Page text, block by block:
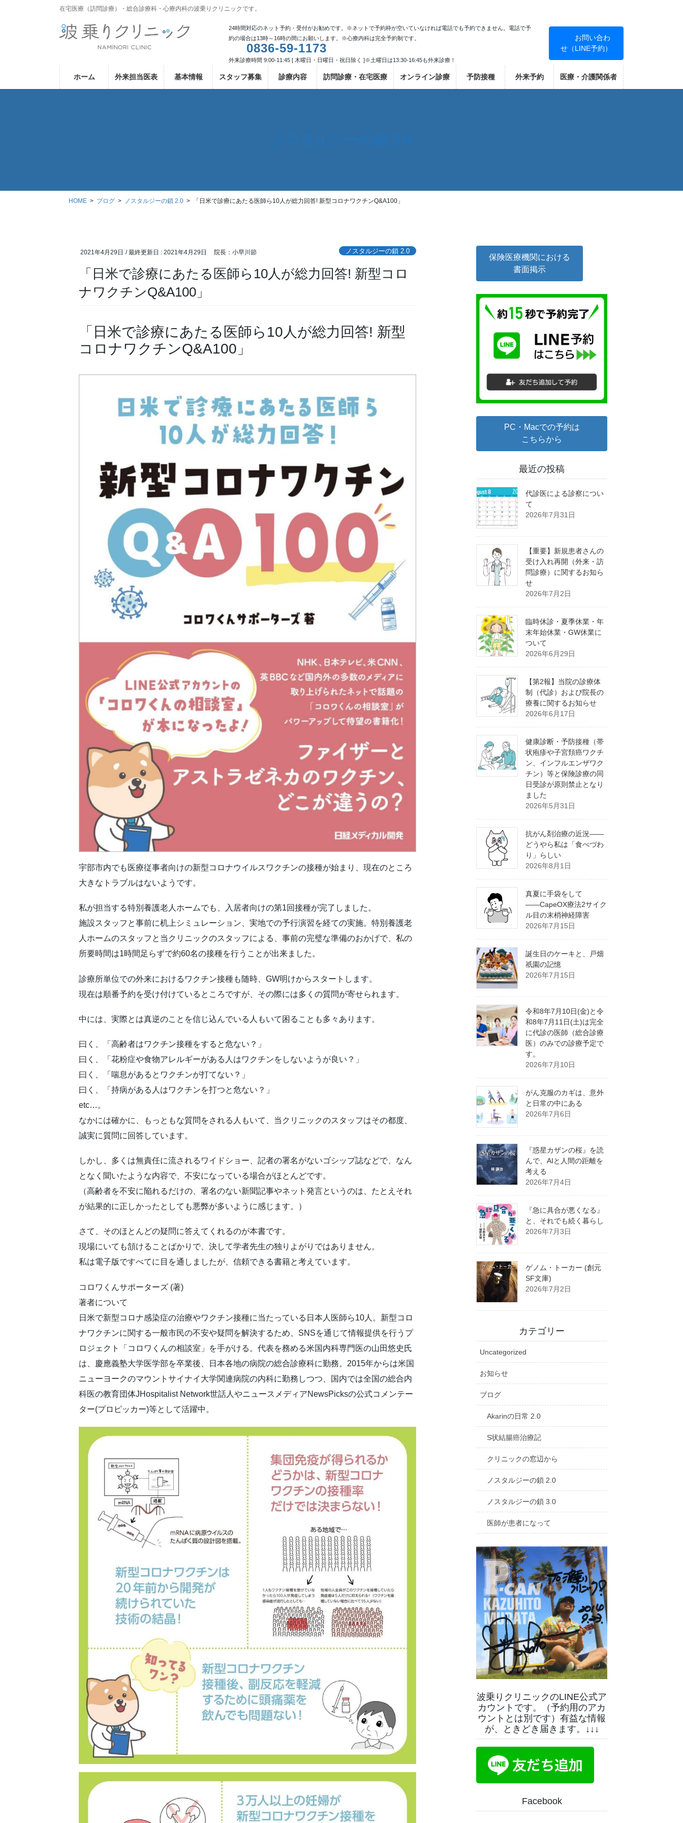
動
に
在宅医療（訪問診療）・総合診療科・心療内科の波乗りクリニックです。
24時間対応のネット予約・受付がお勧めです。※ネットで予約枠が空いていなければ電話でも予約できません。電話で予
約の場合は13時～16時の間にお願いします。※心療内科は完全予約制です。
0836-59-1173
外来診療時間 9:00-11:45 [ 木曜日・日曜日・祝日除く ]※土曜日は13:30-16:45も外来診療！
お問い合わ
せ（LINE予約）
ホーム 外来担当医表 基本情報 スタッフ募集 診療内容 訪問診療・在宅医療 オンライン診療 予防接種 外来予約 医療・介護関係者
ノスタルジーの鎖 2.0
HOME ブログ ノスタルジーの鎖 2.0 「日米で診療にあたる医師ら10人が総力回答! 新型コロナワクチンQ&A100」
2021年4月29日 / 最終更新日 :2021年4月29日 院長：小早川節 ノスタルジーの鎖 2.0
「日米で診療にあたる医師ら10人が総力回答! 新型コロ
ナワクチンQ&A100」
「日米で診療にあたる医師ら10人が総力回答! 新型
コロナワクチンQ&A100」
宇部市内でも医療従事者向けの新型コロナウイルスワクチンの接種が始まり、現在のところ
大きなトラブルはないようです。
私が担当する特別養護老人ホームでも、入居者向けの第1回接種が完了しました。
施設スタッフと事前に机上シミュレーション、実地での予行演習を経ての実施。特別養護老
人ホームのスタッフと当クリニックのスタッフによる、事前の完璧な準備のおかげで、私の
所要時間は1時間足らずで約60名の接種を行うことが出来ました。
診療所単位での外来におけるワクチン接種も随時、GW明けからスタートします。
現在は順番予約を受け付けているところですが、その際には多くの質問が寄せられます。
中には、実際とは真逆のことを信じ込んでいる人もいて困ることも多々あります。
曰く、「高齢者はワクチン接種をすると危ない？」
曰く、「花粉症や食物アレルギーがある人はワクチンをしないようが良い？」
曰く、「喘息があるとワクチンが打てない？」
曰く、「持病がある人はワクチンを打つと危ない？」
etc…。
なかには確かに、もっともな質問をされる人もいて、当クリニックのスタッフはその都度、
誠実に質問に回答しています。
しかし、多くは無責任に流されるワイドショー、記者の署名がないゴシップ誌などで、なん
となく聞いたような内容で、不安になっている場合がほとんどです。
（高齢者を不安に陥れるだけの、署名のない新聞記事やネット発言というのは、たとえそれ
が結果的に正しかったとしても悪弊が多いように感じます。）
さて、そのほとんどの疑問に答えてくれるのが本書です。
現場にいても頷けることばかりで、決して学者先生の独りよがりではありません。
私は電子版ですべてに目を通しましたが、信頼できる書籍と考えています。
コロワくんサポーターズ (著)
著者について
日米で新型コロナ感染症の治療やワクチン接種に当たっている日本人医師ら10人。新型コロ
ナワクチンに関する一般市民の不安や疑問を解決するため、SNSを通じて情報提供を行うプ
ロジェクト「コロワくんの相談室」を手がける。代表を務める米国内科専門医の山田悠史氏
は、慶應義塾大学医学部を卒業後、日本各地の病院の総合診療科に勤務。2015年からは米国
ニューヨークのマウントサイナイ大学関連病院の内科に勤務しつつ、国内では全国の総合内
科医の教育団体JHospitalist Network世話人やニュースメディアNewsPicksの公式コメンテー
ター(プロピッカー)等として活躍中。
保険医療機関における
書面掲示
PC・Macでの予約は
こちらから
最近の投稿
代診医による診察につい
て
2026年7月31日
【重要】新規患者さんの
受け入れ再開（外来・訪
問診療）に関するお知ら
せ
2026年7月2日
臨時休診・夏季休業・年
末年始休業・GW休業に
ついて
2026年6月29日
【第2報】当院の診療体
制（代診）および院長の
療養に関するお知らせ
2026年6月17日
健康診断・予防接種（帯
状疱疹や子宮頚癌ワクチ
ン、インフルエンザワク
チン）等と保険診療の同
日受診が原則禁止となり
ました
2026年5月31日
抗がん剤治療の近況――
どうやら私は「食べづわ
り」らしい
2026年8月1日
真夏に手袋をして
――CapeOX療法2サイク
ル目の末梢神経障害
2026年7月15日
誕生日のケーキと、戸畑
祇園の記憶
2026年7月15日
令和8年7月10日(金)と令
和8年7月11日(土)は完全
に代診の医師（総合診療
医）のみでの診療予定で
す。
2026年7月10日
がん克服のカギは、意外
と日常の中にある
2026年7月6日
『惑星カザンの桜』を読
んで、AIと人間の距離を
考える
2026年7月4日
『急に具合が悪くなる』
と、それでも続く暮らし
2026年7月3日
ゲノム・トーカー (創元
SF文庫)
2026年7月2日
カテゴリー
Uncategorized
お知らせ
ブログ
Akarinの日常 2.0
S状結腸癌治療記
クリニックの窓辺から
ノスタルジーの鎖 2.0
ノスタルジーの鎖 3.0
医師が患者になって
波乗りクリニックのLINE公式ア
カウントです。（予約用のアカ
ウントとは別です）有益な情報
が、ときどき届きます。↓↓↓
Facebook